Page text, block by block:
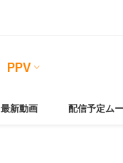
PPV
最新動画 配信予定ム